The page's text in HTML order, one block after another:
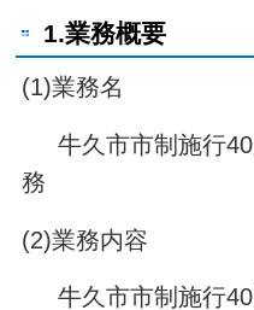
1.業務概要
(1)業務名
牛久市市制施行40
務
(2)業務内容
牛久市市制施行40